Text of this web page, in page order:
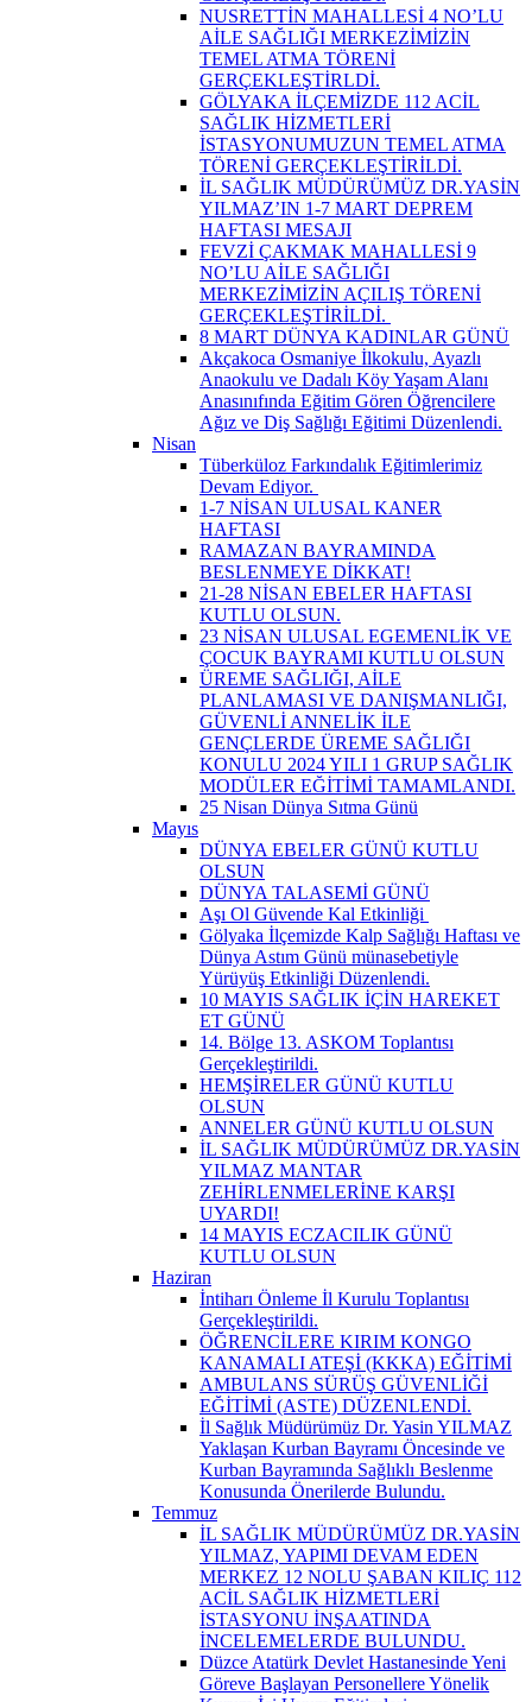
NUSRETTİN MAHALLESİ 4 NO’LU
AİLE SAĞLIĞI MERKEZİMİZİN
TEMEL ATMA TÖRENİ
GERÇEKLEŞTİRLDİ.
GÖLYAKA İLÇEMİZDE 112 ACİL
SAĞLIK HİZMETLERİ
İSTASYONUMUZUN TEMEL ATMA
TÖRENİ GERÇEKLEŞTİRİLDİ.
İL SAĞLIK MÜDÜRÜMÜZ DR.YASİN
YILMAZ’IN 1-7 MART DEPREM
HAFTASI MESAJI
FEVZİ ÇAKMAK MAHALLESİ 9
NO’LU AİLE SAĞLIĞI
MERKEZİMİZİN AÇILIŞ TÖRENİ
GERÇEKLEŞTİRİLDİ. ​
8 MART DÜNYA KADINLAR GÜNÜ
Akçakoca Osmaniye İlkokulu, Ayazlı
Anaokulu ve Dadalı Köy Yaşam Alanı
Anasınıfında Eğitim Gören Öğrencilere
Ağız ve Diş Sağlığı Eğitimi Düzenlendi.
Nisan
Tüberküloz Farkındalık Eğitimlerimiz
Devam Ediyor. ​
1-7 NİSAN ULUSAL KANER
HAFTASI
RAMAZAN BAYRAMINDA
BESLENMEYE DİKKAT!
21-28 NİSAN EBELER HAFTASI
KUTLU OLSUN.
23 NİSAN ULUSAL EGEMENLİK VE
ÇOCUK BAYRAMI KUTLU OLSUN
ÜREME SAĞLIĞI, AİLE
PLANLAMASI VE DANIŞMANLIĞI,
GÜVENLİ ANNELİK İLE
GENÇLERDE ÜREME SAĞLIĞI
KONULU 2024 YILI 1 GRUP SAĞLIK
MODÜLER EĞİTİMİ TAMAMLANDI.
25 Nisan Dünya Sıtma Günü
Mayıs
DÜNYA EBELER GÜNÜ KUTLU
OLSUN
DÜNYA TALASEMİ GÜNÜ
Aşı Ol Güvende Kal Etkinliği ​
Gölyaka İlçemizde Kalp Sağlığı Haftası ve
Dünya Astım Günü münasebetiyle
Yürüyüş Etkinliği Düzenlendi.
10 MAYIS SAĞLIK İÇİN HAREKET
ET GÜNÜ
14. Bölge 13. ASKOM Toplantısı
Gerçekleştirildi.
HEMŞİRELER GÜNÜ KUTLU
OLSUN
ANNELER GÜNÜ KUTLU OLSUN
İL SAĞLIK MÜDÜRÜMÜZ DR.YASİN
YILMAZ MANTAR
ZEHİRLENMELERİNE KARŞI
UYARDI!
14 MAYIS ECZACILIK GÜNÜ
KUTLU OLSUN
Haziran
İntiharı Önleme İl Kurulu Toplantısı
Gerçekleştirildi.
ÖĞRENCİLERE KIRIM KONGO
KANAMALI ATEŞİ (KKKA) EĞİTİMİ
AMBULANS SÜRÜŞ GÜVENLİĞİ
EĞİTİMİ (ASTE) DÜZENLENDİ.
İl Sağlık Müdürümüz Dr. Yasin YILMAZ
Yaklaşan Kurban Bayramı Öncesinde ve
Kurban Bayramında Sağlıklı Beslenme
Konusunda Önerilerde Bulundu.
Temmuz
İL SAĞLIK MÜDÜRÜMÜZ DR.YASİN
YILMAZ, YAPIMI DEVAM EDEN
MERKEZ 12 NOLU ŞABAN KILIÇ 112
ACİL SAĞLIK HİZMETLERİ
İSTASYONU İNŞAATINDA
İNCELEMELERDE BULUNDU.
Düzce Atatürk Devlet Hastanesinde Yeni
Göreve Başlayan Personellere Yönelik